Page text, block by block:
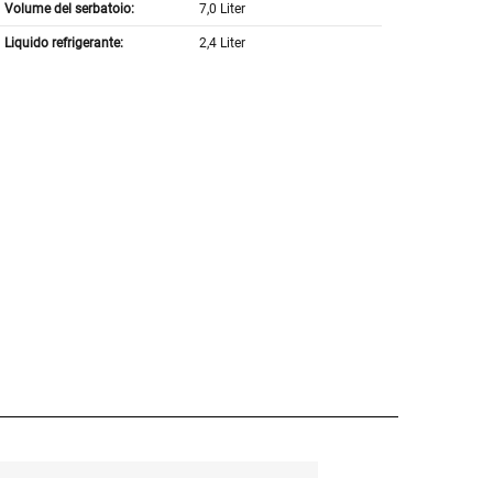
Volume del serbatoio: 7,0 Liter
Liquido refrigerante: 2,4 Liter